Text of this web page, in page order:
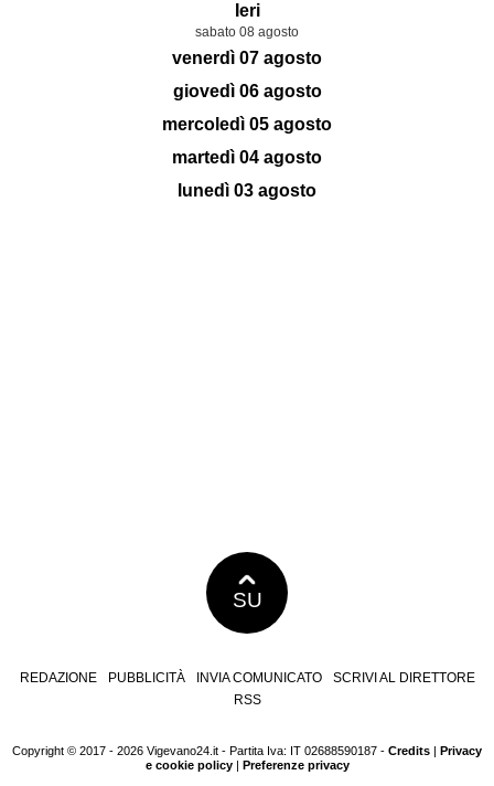
Ieri
sabato 08 agosto
venerdì 07 agosto
giovedì 06 agosto
mercoledì 05 agosto
martedì 04 agosto
lunedì 03 agosto
SU
REDAZIONE PUBBLICITÀ INVIA COMUNICATO
SCRIVI AL DIRETTORE
RSS
Copyright © 2017 - 2026 Vigevano24.it - Partita Iva: IT 02688590187 - Credits | Privacy
e cookie policy| Preferenze privacy